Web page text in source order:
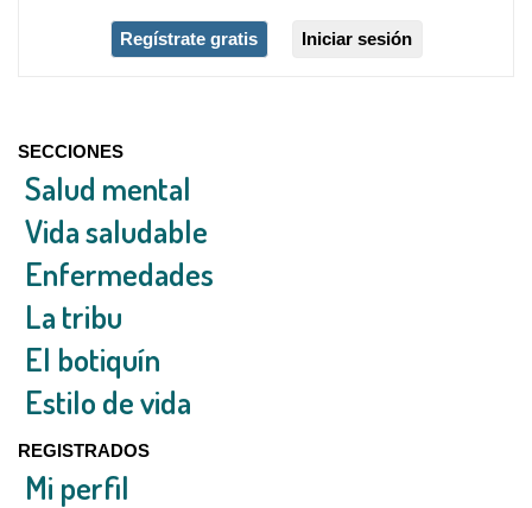
Regístrate gratis Iniciar sesión
SECCIONES
Salud mental
Vida saludable
Enfermedades
La tribu
El botiquín
Estilo de vida
REGISTRADOS
Mi perfil